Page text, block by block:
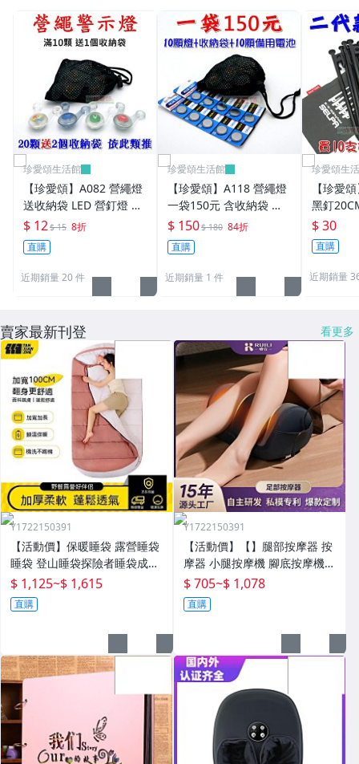
珍愛頌生活館
【珍愛頌】A082 營繩燈
送收納袋 LED 營釘燈 帳
篷燈 露營燈 警示燈 營燈
掛繩燈 青蛙燈 帳篷 炊事
帳 客廳帳
$ 12$ 15 8折
直購
近期銷量 20 件
珍愛頌生活館
【珍愛頌】A118 營繩燈
一袋150元 含收納袋 備
用電池 營釘燈 帳篷燈 露
營燈 警示燈 營燈 掛繩燈
帳篷 青蛙燈
$ 150$ 180 84折
直購
近期銷量 1 件
珍愛頌生
【珍愛
黑釘
收納袋
帳 天幕
營繩 非
$ 30
直購
近期銷量
賣家最新刊登 看更多
Y1722150391
【活動價】保暖睡袋 露營睡袋
睡袋 登山睡袋探險者睡袋成人
冬季加厚防寒加大戶外露營大
人抗寒四季通用款保暖
$ 1,125~$ 1,615
直購
Y1722150391
【活動價】【】腿部按摩器 按
摩器 小腿按摩機 腳底按摩機
深層按摩儀 小腿按摩儀全自動
揉捏腿部按摩器全腿底腳熱敷
腳部足底
$ 705~$ 1,078
直購